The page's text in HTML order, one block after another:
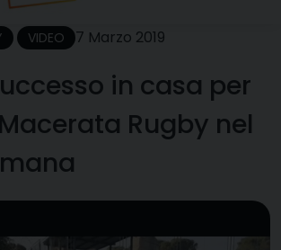
VIDEO 7 Marzo 2019
in casa per
Rugby nel